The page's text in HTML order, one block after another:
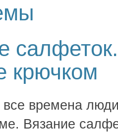
крючком
времена
Вязание